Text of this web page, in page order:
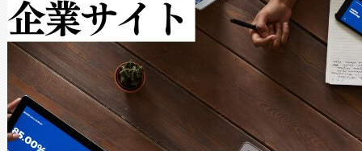
作業と点群処理を簡素化でき
Avia 2は、2種類のFOVオプシ
× 80°のノーマルモード、長
ードを切り替えて使用するこ